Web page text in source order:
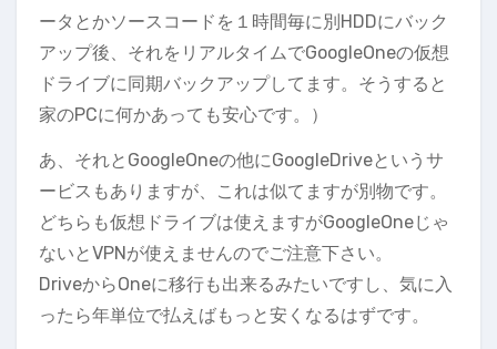
ータとかソースコードを１時間毎に別HDDにバック
アップ後、それをリアルタイムでGoogleOneの仮想
ドライブに同期バックアップしてます。そうすると
家のPCに何かあっても安心です。）
あ、それとGoogleOneの他にGoogleDriveというサ
ービスもありますが、これは似てますが別物です。
どちらも仮想ドライブは使えますがGoogleOneじゃ
ないとVPNが使えませんのでご注意下さい。
DriveからOneに移行も出来るみたいですし、気に入
ったら年単位で払えばもっと安くなるはずです。